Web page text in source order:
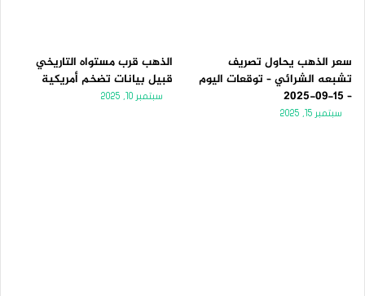
سعر الذهب يحاول تصريف
تشبعه الشرائي – توقعات اليوم
– 15-09-2025
سبتمبر 15, 2025
الذهب قرب مستواه التاريخي
قبيل بيانات تضخم أمريكية
سبتمبر 10, 2025